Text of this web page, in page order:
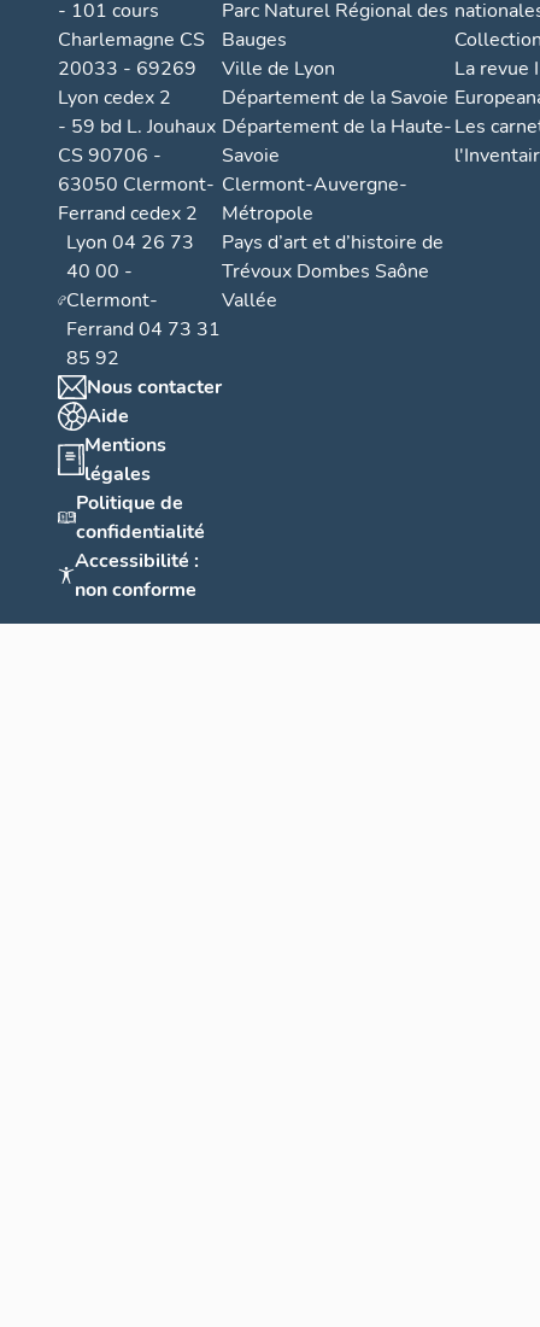
- 101 cours
Charlemagne CS
20033 - 69269
Lyon cedex 2
- 59 bd L. Jouhaux
CS 90706 -
63050 Clermont-
Ferrand cedex 2
Lyon 04 26 73
40 00 -
Clermont-
Ferrand 04 73 31
85 92
Nous contacter
Aide
Mentions
légales
Politique de
confidentialité
Accessibilité :
non conforme
Parc Naturel Régional des
Bauges
Ville de Lyon
Département de la Savoie
Département de la Haute-
Savoie
Clermont-Auvergne-
Métropole
Pays d’art et d’histoire de
Trévoux Dombes Saône
Vallée
La revue
Les